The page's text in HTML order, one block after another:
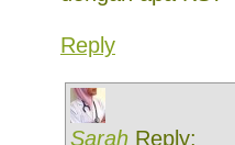
Reply
Sarah Reply: